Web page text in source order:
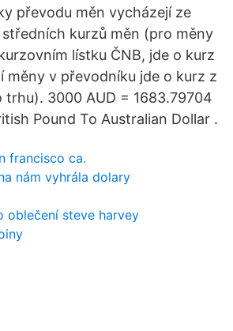
převodu měn vycházejí ze
kurzů měn (pro měny
lístku ČNB, jde o kurz
měny v převodníku jde o kurz z
trhu). 3000 AUD = 1683.79704
Pound To Australian Dollar .
francisco ca.
nám vyhrála dolary
oblečení steve harvey